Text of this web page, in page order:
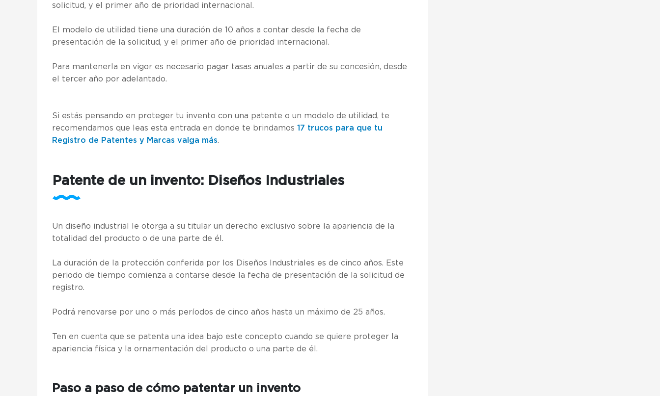
solicitud, y el primer año de prioridad internacional.
El modelo de utilidad tiene una duración de 10 años a contar desde la fecha de
presentación de la solicitud, y el primer año de prioridad internacional.
Para mantenerla en vigor es necesario pagar tasas anuales a partir de su concesión, desde
el tercer año por adelantado.
Si estás pensando en proteger tu invento con una patente o un modelo de utilidad, te
recomendamos que leas esta entrada en donde te brindamos 17 trucos para que tu
Registro de Patentes y Marcas valga más.
Patente de un invento: Diseños Industriales
Un diseño industrial le otorga a su titular un derecho exclusivo sobre la apariencia de la
totalidad del producto o de una parte de él.
La duración de la protección conferida por los Diseños Industriales es de cinco años. Este
periodo de tiempo comienza a contarse desde la fecha de presentación de la solicitud de
registro.
Podrá renovarse por uno o más períodos de cinco años hasta un máximo de 25 años.
Ten en cuenta que se patenta una idea bajo este concepto cuando se quiere proteger la
apariencia física y la ornamentación del producto o una parte de él.
Paso a paso de cómo patentar un invento